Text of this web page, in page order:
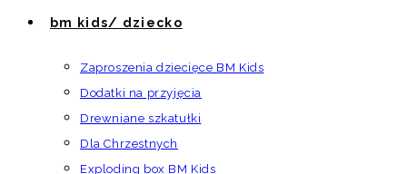
bm kids/ dziecko
Zaproszenia dziecięce BM Kids
Dodatki na przyjęcia
Drewniane szkatułki
Dla Chrzestnych
Exploding box BM Kids